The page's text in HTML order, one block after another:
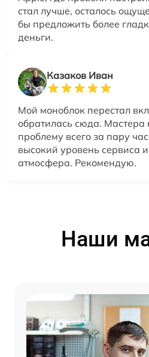
стал лучше, осталось
бы предложить более
деньги.
Казаков Иван
Мой моноблок перестал
обратилась сюда.
проблему всего за пару
высокий уровень сервиса
атмосфера. Рекомендую.
Наши